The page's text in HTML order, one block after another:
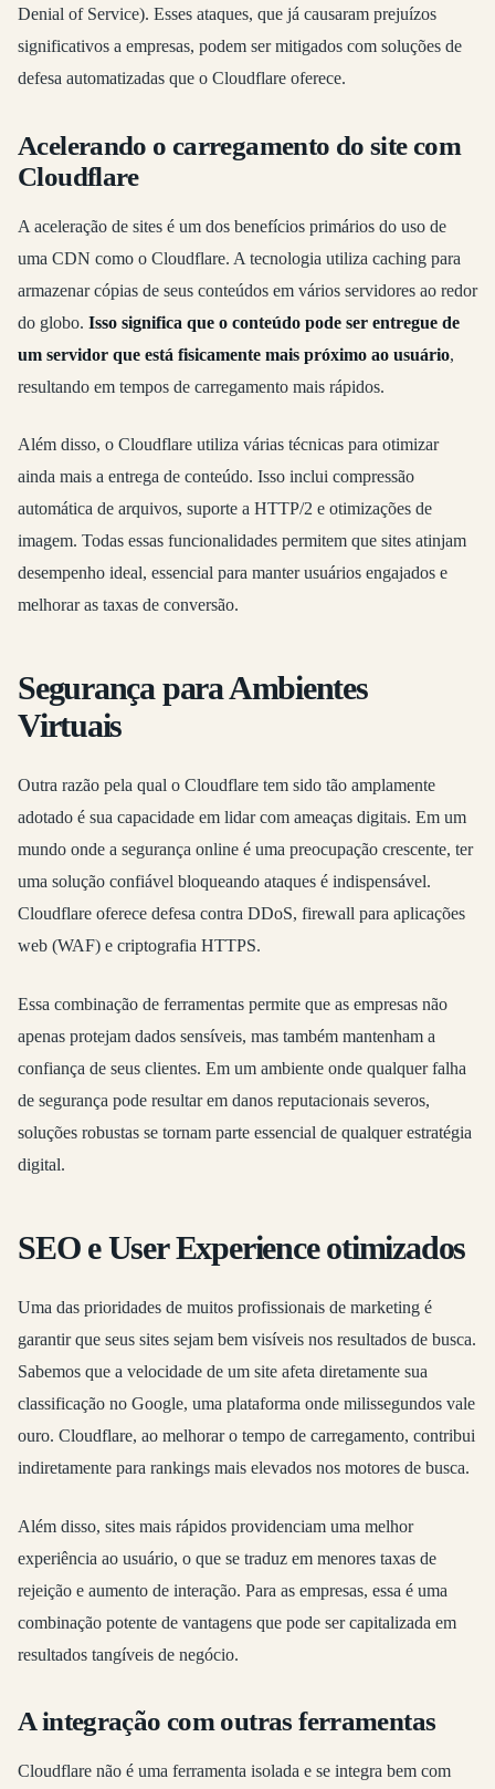
Denial of Service). Esses ataques, que já causaram prejuízos
significativos a empresas, podem ser mitigados com soluções de
defesa automatizadas que o Cloudflare oferece.
Acelerando o carregamento do site com
Cloudflare
A aceleração de sites é um dos benefícios primários do uso de
uma CDN como o Cloudflare. A tecnologia utiliza caching para
armazenar cópias de seus conteúdos em vários servidores ao redor
do globo. Isso significa que o conteúdo pode ser entregue de
um servidor que está fisicamente mais próximo ao usuário,
resultando em tempos de carregamento mais rápidos.
Além disso, o Cloudflare utiliza várias técnicas para otimizar
ainda mais a entrega de conteúdo. Isso inclui compressão
automática de arquivos, suporte a HTTP/2 e otimizações de
imagem. Todas essas funcionalidades permitem que sites atinjam
desempenho ideal, essencial para manter usuários engajados e
melhorar as taxas de conversão.
Segurança para Ambientes
Virtuais
Outra razão pela qual o Cloudflare tem sido tão amplamente
adotado é sua capacidade em lidar com ameaças digitais. Em um
mundo onde a segurança online é uma preocupação crescente, ter
uma solução confiável bloqueando ataques é indispensável.
Cloudflare oferece defesa contra DDoS, firewall para aplicações
web (WAF) e criptografia HTTPS.
Essa combinação de ferramentas permite que as empresas não
apenas protejam dados sensíveis, mas também mantenham a
confiança de seus clientes. Em um ambiente onde qualquer falha
de segurança pode resultar em danos reputacionais severos,
soluções robustas se tornam parte essencial de qualquer estratégia
digital.
SEO e User Experience otimizados
Uma das prioridades de muitos profissionais de marketing é
garantir que seus sites sejam bem visíveis nos resultados de busca.
Sabemos que a velocidade de um site afeta diretamente sua
classificação no Google, uma plataforma onde milissegundos vale
ouro. Cloudflare, ao melhorar o tempo de carregamento, contribui
indiretamente para rankings mais elevados nos motores de busca.
Além disso, sites mais rápidos providenciam uma melhor
experiência ao usuário, o que se traduz em menores taxas de
rejeição e aumento de interação. Para as empresas, essa é uma
combinação potente de vantagens que pode ser capitalizada em
resultados tangíveis de negócio.
A integração com outras ferramentas
Cloudflare não é uma ferramenta isolada e se integra bem com